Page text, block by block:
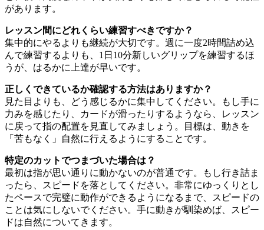
があります。
レッスン間にどれくらい練習すべきですか？
集中的にやるよりも継続が大切です。週に一度2時間詰め込
んで練習するよりも、1日10分新しいグリップを練習するほ
うが、はるかに上達が早いです。
正しくできているか確認する方法はありますか？
見た目よりも、どう感じるかに集中してください。もし手に
力みを感じたり、カードが滑ったりするようなら、レッスン
に戻って指の配置を見直してみましょう。目標は、動きを
「苦もなく」自然に行えるようにすることです。
特定のカットでつまづいた場合は？
最初は指が思い通りに動かないのが普通です。もし行き詰ま
ったら、スピードを落としてください。非常にゆっくりとし
たペースで完璧に動作ができるようになるまで、スピードの
ことは気にしないでください。手に動きが馴染めば、スピー
ドは自然についてきます。